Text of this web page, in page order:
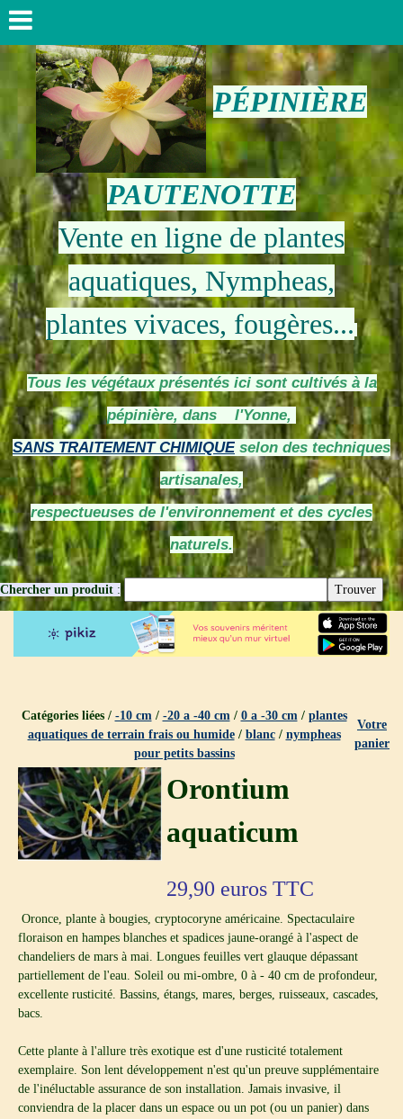
PÉPINIÈRE
PAUTENOTTE
Vente en ligne de plantes
aquatiques, Nympheas,
plantes vivaces, fougères...
Tous les végétaux présentés ici sont cultivés à la
pépinière, dans l'Yonne,
SANS TRAITEMENT CHIMIQUE selon des techniques
artisanales,
respectueuses de l'environnement et des cycles
naturels.
Chercher un produit :
Catégories liées / -10 cm/ -20 a -40 cm/ 0 a -30 cm/ plantes
aquatiques de terrain frais ou humide/ blanc/ nympheas
pour petits bassins
Votre
panier
Orontium
aquaticum
29,90 euros TTC
Oronce, plante à bougies, cryptocoryne américaine. Spectaculaire
floraison en hampes blanches et spadices jaune-orangé à l'aspect de
chandeliers de mars à mai. Longues feuilles vert glauque dépassant
partiellement de l'eau. Soleil ou mi-ombre, 0 à - 40 cm de profondeur,
excellente rusticité. Bassins, étangs, mares, berges, ruisseaux, cascades,
bacs.
Cette plante à l'allure très exotique est d'une rusticité totalement
exemplaire. Son lent développement n'est qu'un preuve supplémentaire
de l'inéluctable assurance de son installation. Jamais invasive, il
conviendra de la placer dans un espace ou un pot (ou un panier) dans